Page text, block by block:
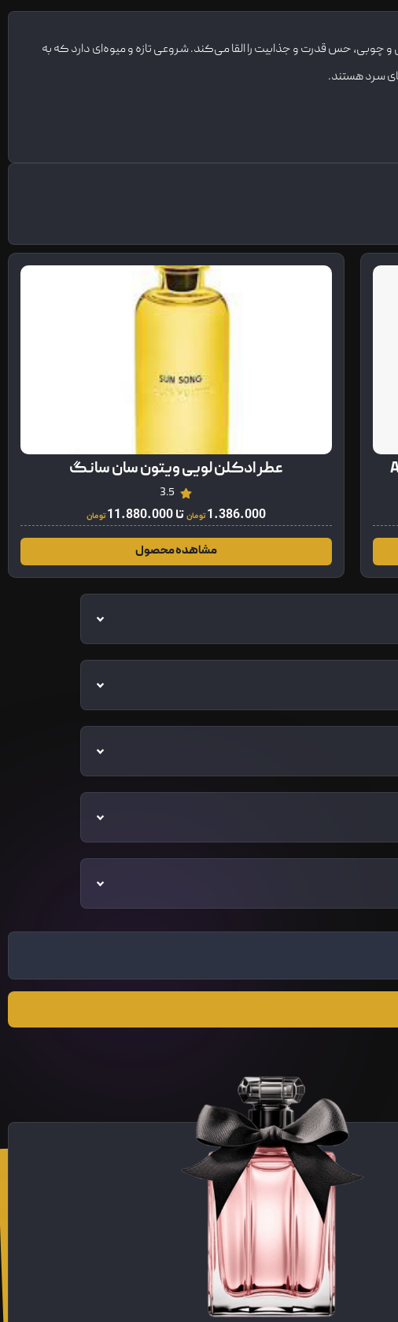
ترکیب خاصش، شامل نت‌های گلی و چوبی، حس قدرت و جذابیت را القا می‌کند. شروعی تازه و میوه‌ای دارد که به
سرد هستند.
عطر ادکلن لویی ویتون سان سانگ
3.5
1.386.000تومان تا 11.880.000تومان
مشاهده محصول